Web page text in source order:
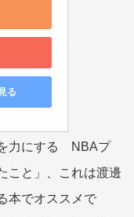
る
力にする NBAプ
こと」、これは渡邊
本でオススメで